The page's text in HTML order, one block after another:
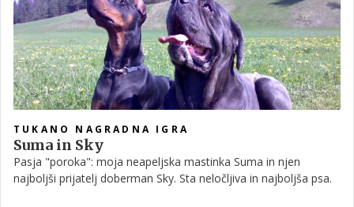
TUKANO NAGRADNA IGRA
Suma in Sky
Pasja "poroka": moja neapeljska mastinka Suma in njen
najboljši prijatelj doberman Sky. Sta neločljiva in najboljša psa.